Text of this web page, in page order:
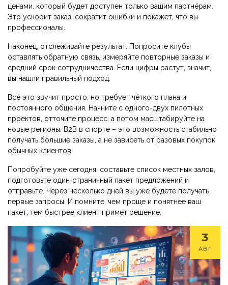
ценами, который будет доступен только вашим партнёрам.
Это ускорит заказ, сократит ошибки и покажет, что вы
профессионалы.
Наконец, отслеживайте результат. Попросите клубы
оставлять обратную связь, измеряйте повторные заказы и
средний срок сотрудничества. Если цифры растут, значит,
вы нашли правильный подход.
Всё это звучит просто, но требует чёткого плана и
постоянного общения. Начните с одного-двух пилотных
проектов, отточите процесс, а потом масштабируйте на
новые регионы. B2B в спорте – это возможность стабильно
получать большие заказы, а не зависеть от разовых покупок
обычных клиентов.
Попробуйте уже сегодня: составьте список местных залов,
подготовьте один‑страничный пакет предложений и
отправьте. Через несколько дней вы уже будете получать
первые запросы. И помните, чем проще и понятнее ваш
пакет, тем быстрее клиент примет решение.
3
АВГ